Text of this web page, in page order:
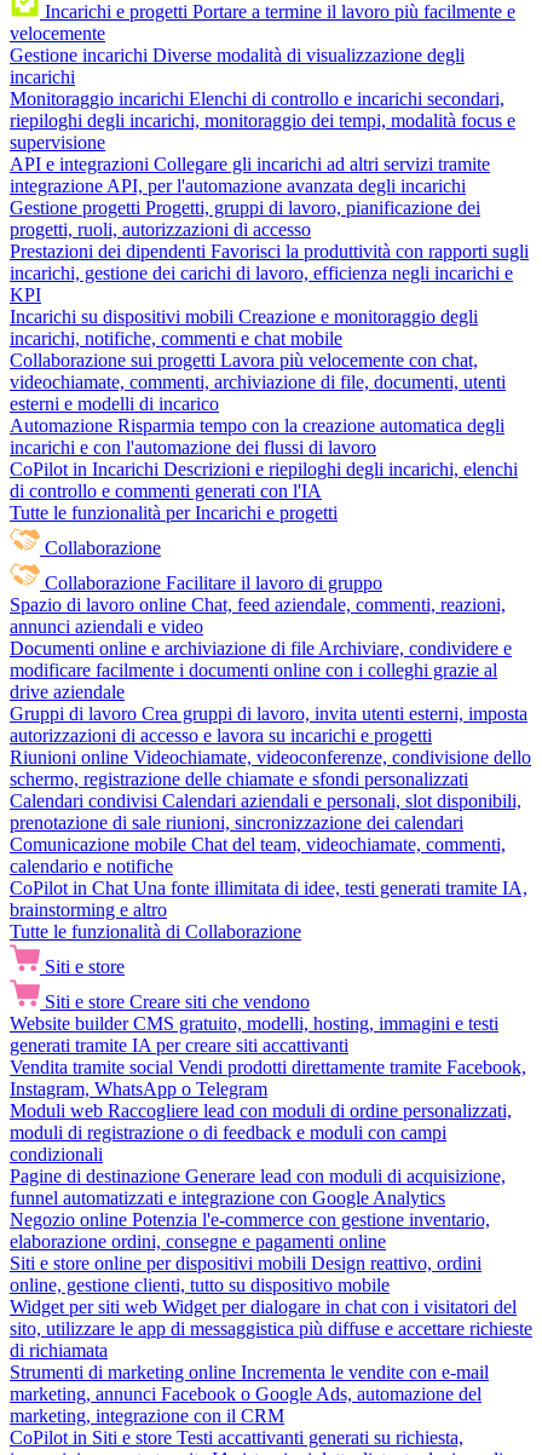
Incarichi e progetti Portare a termine il lavoro più facilmente e
velocemente
Gestione incarichi Diverse modalità di visualizzazione degli
incarichi
Monitoraggio incarichi Elenchi di controllo e incarichi secondari,
riepiloghi degli incarichi, monitoraggio dei tempi, modalità focus e
supervisione
API e integrazioni Collegare gli incarichi ad altri servizi tramite
integrazione API, per l'automazione avanzata degli incarichi
Gestione progetti Progetti, gruppi di lavoro, pianificazione dei
progetti, ruoli, autorizzazioni di accesso
Prestazioni dei dipendenti Favorisci la produttività con rapporti sugli
incarichi, gestione dei carichi di lavoro, efficienza negli incarichi e
KPI
Incarichi su dispositivi mobili Creazione e monitoraggio degli
incarichi, notifiche, commenti e chat mobile
Collaborazione sui progetti Lavora più velocemente con chat,
videochiamate, commenti, archiviazione di file, documenti, utenti
esterni e modelli di incarico
Automazione Risparmia tempo con la creazione automatica degli
incarichi e con l'automazione dei flussi di lavoro
CoPilot in Incarichi Descrizioni e riepiloghi degli incarichi, elenchi
di controllo e commenti generati con l'IA
Tutte le funzionalità per Incarichi e progetti
Collaborazione
Collaborazione Facilitare il lavoro di gruppo
Spazio di lavoro online Chat, feed aziendale, commenti, reazioni,
annunci aziendali e video
Documenti online e archiviazione di file Archiviare, condividere e
modificare facilmente i documenti online con i colleghi grazie al
drive aziendale
Gruppi di lavoro Crea gruppi di lavoro, invita utenti esterni, imposta
autorizzazioni di accesso e lavora su incarichi e progetti
Riunioni online Videochiamate, videoconferenze, condivisione dello
schermo, registrazione delle chiamate e sfondi personalizzati
Calendari condivisi Calendari aziendali e personali, slot disponibili,
prenotazione di sale riunioni, sincronizzazione dei calendari
Comunicazione mobile Chat del team, videochiamate, commenti,
calendario e notifiche
CoPilot in Chat Una fonte illimitata di idee, testi generati tramite IA,
brainstorming e altro
Tutte le funzionalità di Collaborazione
Siti e store
Siti e store Creare siti che vendono
Website builder CMS gratuito, modelli, hosting, immagini e testi
generati tramite IA per creare siti accattivanti
Vendita tramite social Vendi prodotti direttamente tramite Facebook,
Instagram, WhatsApp o Telegram
Moduli web Raccogliere lead con moduli di ordine personalizzati,
moduli di registrazione o di feedback e moduli con campi
condizionali
Pagine di destinazione Generare lead con moduli di acquisizione,
funnel automatizzati e integrazione con Google Analytics
Negozio online Potenzia l'e-commerce con gestione inventario,
elaborazione ordini, consegne e pagamenti online
Siti e store online per dispositivi mobili Design reattivo, ordini
online, gestione clienti, tutto su dispositivo mobile
Widget per siti web Widget per dialogare in chat con i visitatori del
sito, utilizzare le app di messaggistica più diffuse e accettare richieste
di richiamata
Strumenti di marketing online Incrementa le vendite con e-mail
marketing, annunci Facebook o Google Ads, automazione del
marketing, integrazione con il CRM
CoPilot in Siti e store Testi accattivanti generati su richiesta,